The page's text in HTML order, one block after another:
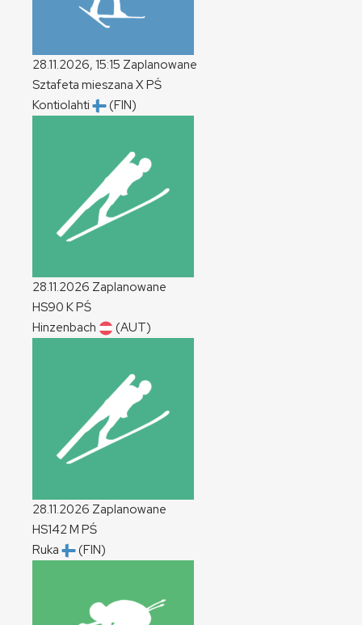
28.11.2026, 15:15 Zaplanowane
Sztafeta mieszana XPŚ
Kontiolahti
(FIN)
28.11.2026 Zaplanowane
HS90 KPŚ
Hinzenbach
(AUT)
28.11.2026 Zaplanowane
HS142M PŚ
Ruka
(FIN)